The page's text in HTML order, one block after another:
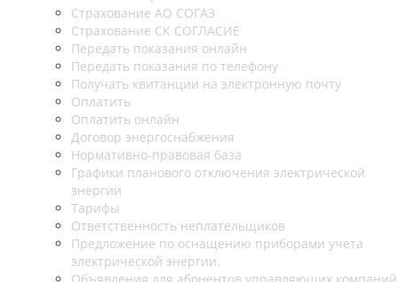
Страхование АО СОГАЗ
Страхование СК СОГЛАСИЕ
Передать показания онлайн
Передать показания по телефону
Получать квитанции на электронную почту
Оплатить
Оплатить онлайн
Договор энергоснабжения
Нормативно-правовая база
Графики планового отключения электрической
энергии
Тарифы
Ответственность неплательщиков
Предложение по оснащению приборами учета
электрической энергии.